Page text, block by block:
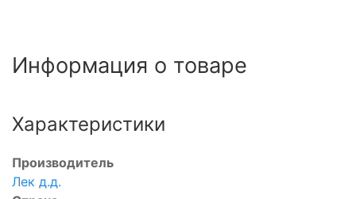
Информация о товаре
Характеристики
Производитель
Лек д.д.